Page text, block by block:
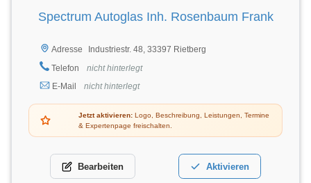
Spectrum Autoglas Inh. Rosenbaum Frank
Adresse
Industriestr. 48, 33397 Rietberg
Telefon
nicht hinterlegt
E-Mail
nicht hinterlegt
Jetzt aktivieren: Logo, Beschreibung, Leistungen, Termine
& Expertenpage freischalten.
Bearbeiten Aktivieren